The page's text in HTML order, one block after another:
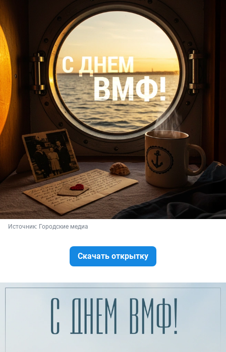
Источник: Городские медиа
Скачать открытку